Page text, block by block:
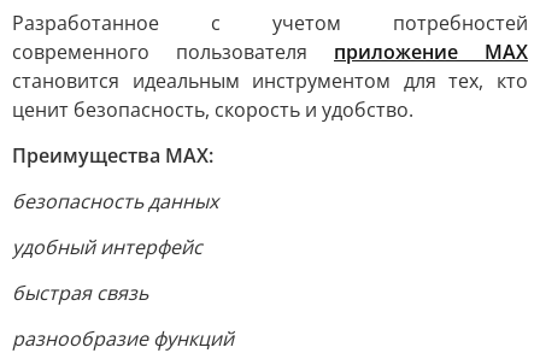
Разработанное с учетом потребностей
современного пользователя приложение MAX
становится идеальным инструментом для тех, кто
ценит безопасность, скорость и удобство.
Преимущества MAX:
безопасность данных
удобный интерфейс
быстрая связь
разнообразие функций